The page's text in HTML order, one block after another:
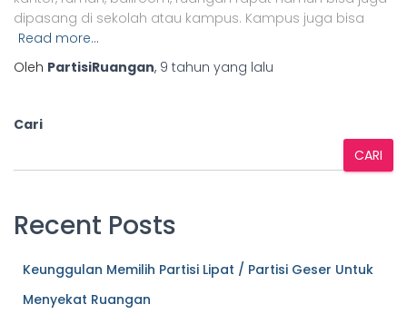
dipasang di sekolah atau kampus. Kampus juga bisa
Read more…
Oleh PartisiRuangan, 9 tahun yang lalu
Cari
CARI
Recent Posts
Keunggulan Memilih Partisi Lipat / Partisi Geser Untuk
Menyekat Ruangan